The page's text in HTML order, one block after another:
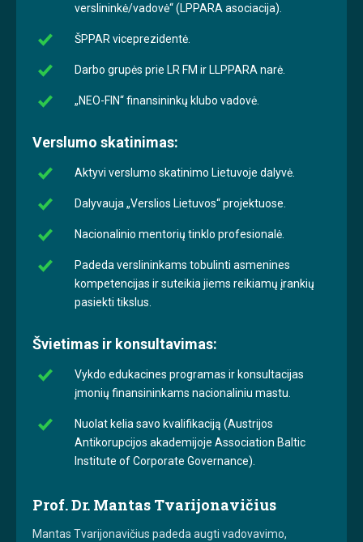
verslininkė/vadovė“ (LPPARA asociacija).
ŠPPAR viceprezidentė.
Darbo grupės prie LR FM ir LLPPARA narė.
„NEO-FIN“ finansininkų klubo vadovė.
Verslumo skatinimas:
Aktyvi verslumo skatinimo Lietuvoje dalyvė.
Dalyvauja „Verslios Lietuvos“ projektuose.
Nacionalinio mentorių tinklo profesionalė.
Padeda verslininkams tobulinti asmenines
kompetencijas ir suteikia jiems reikiamų įrankių
pasiekti tikslus.
Švietimas ir konsultavimas:
Vykdo edukacines programas ir konsultacijas
įmonių finansininkams nacionaliniu mastu.
Nuolat kelia savo kvalifikaciją (Austrijos
Antikorupcijos akademijoje Association Baltic
Institute of Corporate Governance).
Prof. Dr. Mantas Tvarijonavičius
Mantas Tvarijonavičius padeda augti vadovavimo,